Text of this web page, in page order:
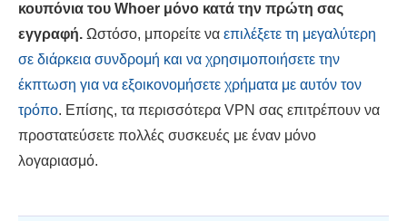
κουπόνια του Whoer μόνο κατά την πρώτη σας
εγγραφή. Ωστόσο, μπορείτε να επιλέξετε τη μεγαλύτερη
σε διάρκεια συνδρομή και να χρησιμοποιήσετε την
έκπτωση για να εξοικονομήσετε χρήματα με αυτόν τον
τρόπο. Επίσης, τα περισσότερα VPN σας επιτρέπουν να
προστατεύσετε πολλές συσκευές με έναν μόνο
λογαριασμό.